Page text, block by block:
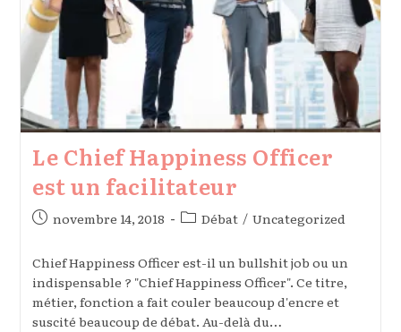
Le Chief Happiness Officer
est un facilitateur
Publication
novembre 14, 2018
PostDébat / Uncategorized
Chief Happiness Officer est-il un bullshit job ou un
indispensable ? "Chief Happiness Officer". Ce titre,
métier, fonction a fait couler beaucoup d'encre et
suscité beaucoup de débat. Au-delà du…